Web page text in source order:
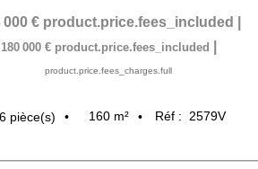
000 € product.price.fees_included
180 000 € product.price.fees_included
product.price.fees_charges.full
6 pièce(s) 160 m² Réf : 2579V